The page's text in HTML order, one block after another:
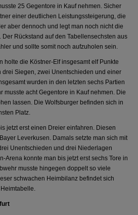
25 Gegentore in Kauf nehmen. Sicher
einer deutlichen Leistungssteigerung, die
aber dennoch und legt man noch nicht die
Rückstand auf den Tabellensechsten aus
und sollte somit noch aufzuholen sein.
holte die Köstner-Elf insgesamt elf Punkte
Siegen, zwei Unentschieden und einer
wurden in den letzten sechs Partien
musste acht Gegentore in Kauf nehmen. Die
lassen. Die Wolfsburger befinden sich in
Platz.
jetzt erst einen Dreier einfahren. Diesen
Leverkusen. Damals setzte man sich mit
Unentschieden und drei Niederlagen
Arena konnte man bis jetzt erst sechs Tore in
musste hingegen doppelt so viele
schwachen Heimbilanz befindet sich